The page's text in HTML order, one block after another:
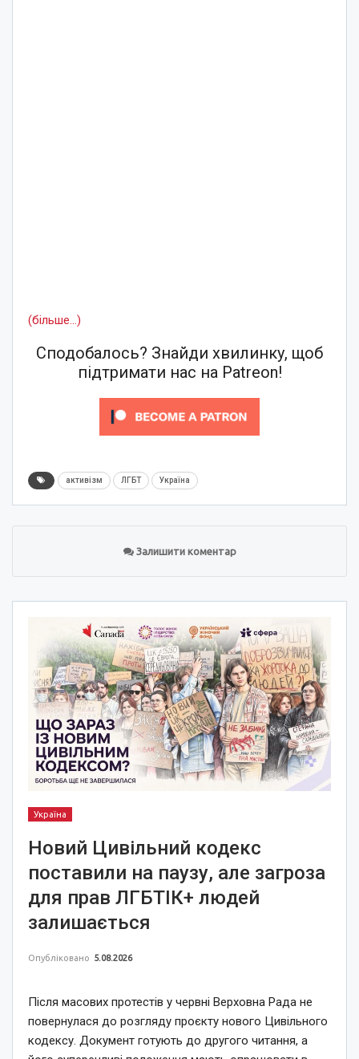
(більше…)
Сподобалось? Знайди хвилинку, щоб
підтримати нас на Patreon!
активізм ЛГБТ Україна
Залишити коментар
Україна
Новий Цивільний кодекс
поставили на паузу, але загроза
для прав ЛГБТІК+ людей
залишається
Опубліковано 5.08.2026
Після масових протестів у червні Верховна Рада не
повернулася до розгляду проєкту нового Цивільного
кодексу. Документ готують до другого читання, а